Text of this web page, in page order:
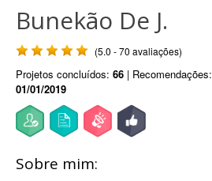
Bunekão De J.
(5.0 - 70 avaliações)
Projetos concluídos: 66 | Recomendações:
01/01/2019
Sobre mim: